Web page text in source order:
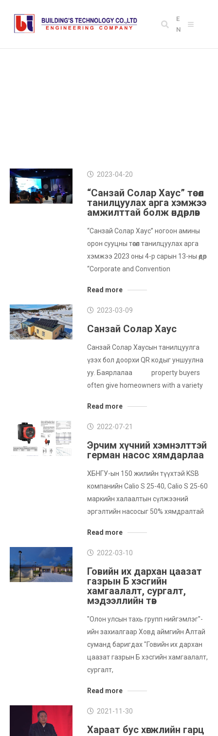
E
N
2023-04-20
“Санзай Солар Хаус” төсөл
танилцуулах арга хэмжээ
амжилттай болж өндөрлөв
“Санзай Солар Хаус” ногоон амины
орон сууцны төсөл танилцуулах арга
хэмжээ 2023 оны 4-р сарын 13-ны өдөр
“Corporate and Convention
Read more
2023-03-09
Санзай Солар Хаус
Санзай Солар Хаусын танилцуулга
үзэх бол доорхи QR кодыг уншуулна
уу. Баярлалаа property buyers
often give homeowners with a variety
Read more
2022-07-21
Эрчим хүчний хэмнэлттэй
герман насос хямдарлаа
ХБНГУ-ын 150 жилийн түүхтэй KSB
компанийн Calio S 25-40, Calio S 25-60
маркийн халаалтын сүлжээний
эргэлтийн насосыг 50% хямдралтай
Read more
2022-03-10
Говийн их дархан цаазат
газрын Б хэсгийн
хамгаалалт, сургалт,
мэдээллийн төв
"Олон улсын тахь групп нийгэмлэг"-
ийн захиалгаар Ховд аймгийн Алтай
суманд баригдах "Говийн их дархан
цаазат газрын Б хэсгийн хамгаалалт,
сургалт,
Read more
2021-11-30
Хараат бус хөгжлийн гарц